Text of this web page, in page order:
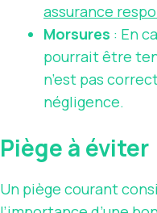
assurance
Morsures : En
pourrait être
n’est pas
négligence.
Piège à éviter
Un piège courant